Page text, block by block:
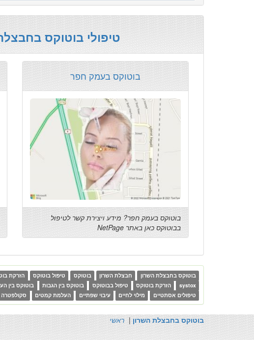
טיפולי בוטוקס
בוטוקס בעמק חפר
בוטוקס בעמק חפר? מידע ויצירת קשר לטיפול
בבוטוקס כאן באתר NetPage
בוטוקס בחבצלת השרון חבצלת השרון בוטוקס טיפול בוטוקס הזרקת
systox
הזרקת בוטוקס טיפול בבוטוקס בוטוקס בין הגבות בוטוקס בין
טיפולים אסתטיים
מילוי לחיים עיבוי שפתיים העלמת קמטים סקולפטרה
בוטוקס בחבצלת השרון | ראשי